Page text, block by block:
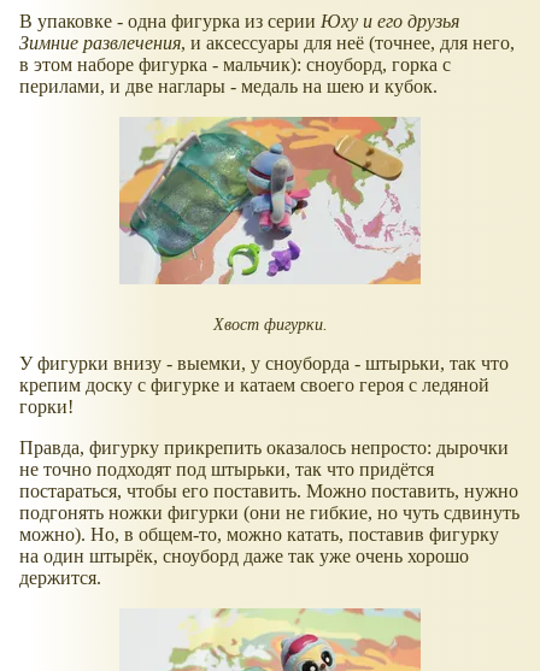
В упаковке - одна фигурка из серии Юху и его друзья
Зимние развлечения, и аксессуары для неё (точнее, для него,
в этом наборе фигурка - мальчик): сноуборд, горка с
перилами, и две наглары - медаль на шею и кубок.
Хвост фигурки.
У фигурки внизу - выемки, у сноуборда - штырьки, так что
крепим доску с фигурке и катаем своего героя с ледяной
горки!
Правда, фигурку прикрепить оказалось непросто: дырочки
не точно подходят под штырьки, так что придётся
постараться, чтобы его поставить. Можно поставить, нужно
подгонять ножки фигурки (они не гибкие, но чуть сдвинуть
можно). Но, в общем-то, можно катать, поставив фигурку
на один штырёк, сноуборд даже так уже очень хорошо
держится.